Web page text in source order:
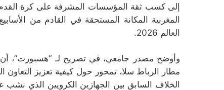
إلى كسب ثقة المؤسسات المشرفة على كرة القدم
المغربية المكانة المستحقة في القادم من
العالم 2026.
وأوضح مصدر جامعي، في تصريح لـ “هسبورت”،
مطار الرباط سلا، تمحور حول كيفية تعزيز التعاون
الخلاف السابق بين الجهازين الكرويين الذي